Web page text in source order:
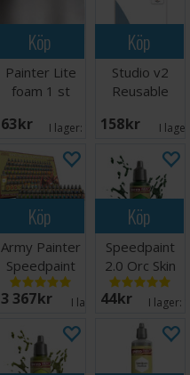
18
Köp
Painter Lite
foam 1 st
63 SEK I lager:
Köp
Studio v2
Reusable
(15 st)
158 SEK I
Köp
Army Painter
Speedpaint
Complete Set
2.0
3 367 SEK I lager:4
Köp
Speedpaint
2.0 Orc Skin
44 SEK I lager: